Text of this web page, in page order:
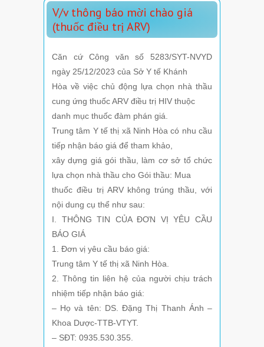
V/v thông báo mời chào giá
(thuốc điều trị ARV)
Căn cứ Công văn số 5283/SYT-NVYD
ngày 25/12/2023 của Sở Y tế Khánh
Hòa về việc chủ động lựa chọn nhà thầu
cung ứng thuốc ARV điều trị HIV thuộc
danh mục thuốc đàm phán giá.
Trung tâm Y tế thị xã Ninh Hòa có nhu cầu
tiếp nhận báo giá để tham khảo,
xây dựng giá gói thầu, làm cơ sở tổ chức
lựa chọn nhà thầu cho Gói thầu: Mua
thuốc điều trị ARV không trúng thầu, với
nội dung cụ thể như sau:
I. THÔNG TIN CỦA ĐƠN VỊ YÊU CẦU
BÁO GIÁ
1. Đơn vị yêu cầu báo giá:
Trung tâm Y tế thị xã Ninh Hòa.
2. Thông tin liên hệ của người chịu trách
nhiệm tiếp nhận báo giá:
– Họ và tên: DS. Đặng Thị Thanh Ánh –
Khoa Dược-TTB-VTYT.
– SĐT: 0935.530.355.